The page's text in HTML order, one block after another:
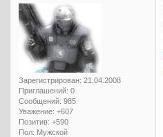
Зарегистрирован: 21.04.2008
Приглашений: 0
Сообщений: 985
Уважение: +607
Позитив: +590
Пол: Мужской